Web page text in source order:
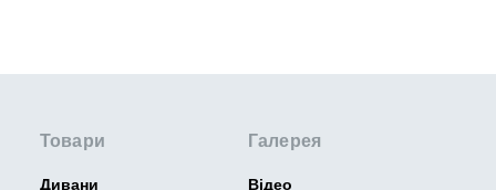
Товари
Дивани
Галерея
Відео